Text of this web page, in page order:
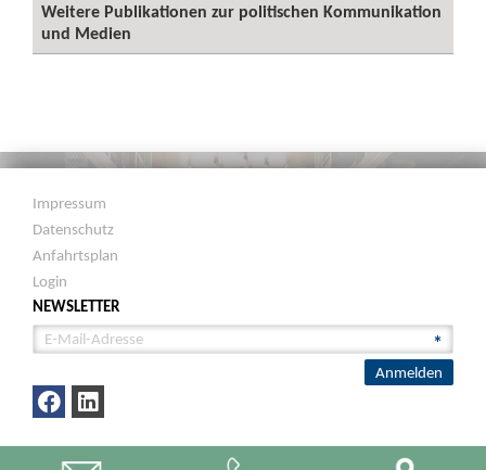
Weitere Publikationen zur politischen Kommunikation
und Medien
Impressum
Datenschutz
Anfahrtsplan
Login
NEWSLETTER